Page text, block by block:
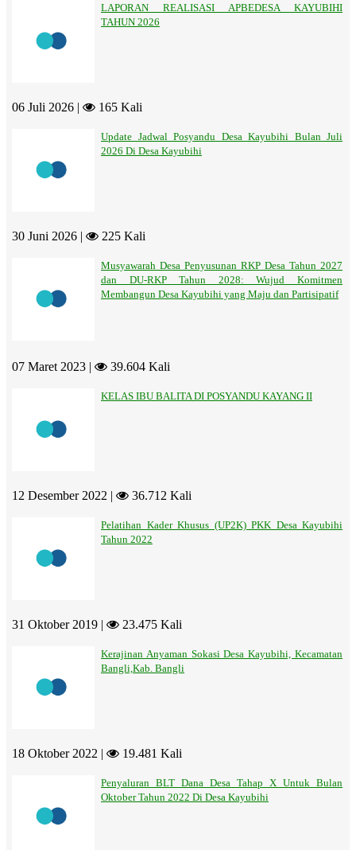
LAPORAN REALISASI APBEDESA KAYUBIHI
TAHUN 2026
06 Juli 2026 | 165 Kali
Update Jadwal Posyandu Desa Kayubihi Bulan Juli
2026 Di Desa Kayubihi
30 Juni 2026 | 225 Kali
Musyawarah Desa Penyusunan RKP Desa Tahun 2027
dan DU-RKP Tahun 2028: Wujud Komitmen
Membangun Desa Kayubihi yang Maju dan Partisipatif
07 Maret 2023 | 39.604 Kali
KELAS IBU BALITA DI POSYANDU KAYANG II
12 Desember 2022 | 36.712 Kali
Pelatihan Kader Khusus (UP2K) PKK Desa Kayubihi
Tahun 2022
31 Oktober 2019 | 23.475 Kali
Kerajinan Anyaman Sokasi Desa Kayubihi, Kecamatan
Bangli,Kab. Bangli
18 Oktober 2022 | 19.481 Kali
Penyaluran BLT Dana Desa Tahap X Untuk Bulan
Oktober Tahun 2022 Di Desa Kayubihi